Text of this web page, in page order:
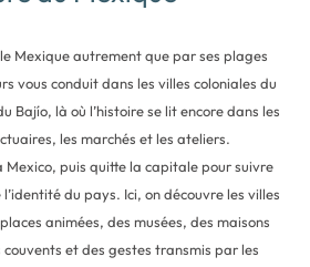
Mexique autrement que par ses plages
vous conduit dans les villes coloniales du
Bajío, là où l’histoire se lit encore dans les
les marchés et les ateliers.
Mexico, puis quitte la capitale pour suivre
du pays. Ici, on découvre les villes
animées, des musées, des maisons
couvents et des gestes transmis par les